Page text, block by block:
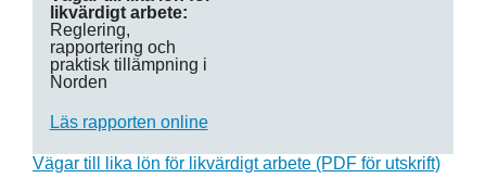
likvärdigt arbete:
Reglering,
rapportering och
praktisk tillämpning i
Norden
Läs rapporten online
Vägar till lika lön för likvärdigt arbete (PDF för utskrift)